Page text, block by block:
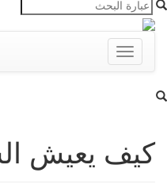
Toggle
navigation
كيف يعيش